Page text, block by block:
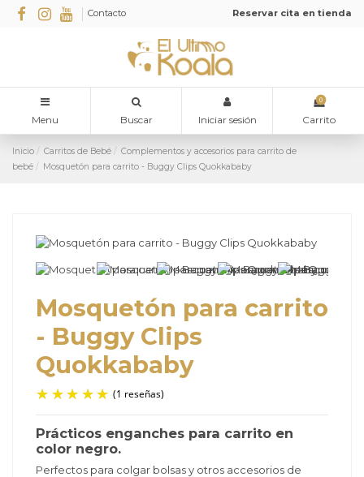
Contacto Reservar cita en tienda
Menu Buscar Iniciar sesión
0
Carrito
Inicio Carritos de Bebé
Complementos y accesorios para carrito de
bebé
Mosquetón para carrito - Buggy Clips Quokkababy
Mosquetón para carrito
- Buggy Clips
Quokkababy
(1 reseñas)
Prácticos enganches para carrito en
color negro.
Perfectos para colgar bolsas y otros accesorios de